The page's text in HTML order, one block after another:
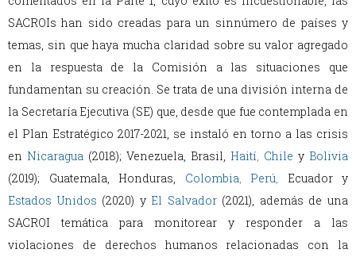
SACROIs han sido creadas para un sinnúmero de países y
temas, sin que haya mucha claridad sobre su valor agregado
en la respuesta de la Comisión a las situaciones que
fundamentan su creación. Se trata de una división interna de
la Secretaría Ejecutiva (SE) que, desde que fue contemplada en
el Plan Estratégico 2017-2021, se instaló en torno a las crisis
en Nicaragua (2018); Venezuela, Brasil, Haití, Chile y Bolivia
(2019); Guatemala, Honduras,
Colombia, Perú, Ecuador y
Estados Unidos (2020) y El Salvador (2021), además de una
SACROI temática para monitorear y responder a las
violaciones de derechos humanos relacionadas con la